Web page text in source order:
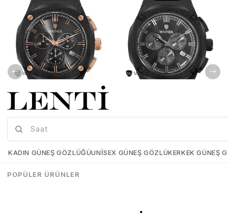
Wainer-WA-10000-C Wainer-WA-10000-E
KADIN GÜNEŞ GÖZLÜĞÜUNISEX GÜNEŞ GÖZLÜKERKEK GÜNEŞ
POPÜLER ÜRÜNLER